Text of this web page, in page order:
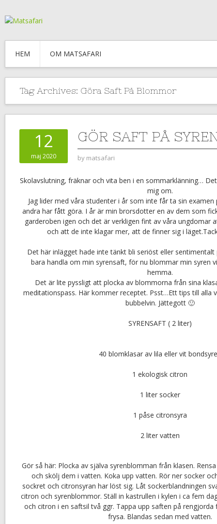
HEM OM MATSAFARI
Tag Archives: Göra Saft På Blommor
12
maj 2020
GÖR SAFT PÅ
by matsafari
Skolavslutning, fräknar och vita ben i en sommarklänning…
mig om.
Jag lider med våra studenter i år som inte får ta sin
andra har fått göra. I år är min brorsdotter en av dem som
garderoben igen och det är verkligen fint av våra ungdomar
och att de inte klagar mer, att de finner sig i
Det här inlägget hade inte tänkt bli seriöst eller
bara handla om min syrensaft, för nu blommar min syren
hemma.
Det är lite pyssligt att plocka av blommorna från sina
meditationspass. Här kommer receptet. Psst…Ett tips till alla
bubbelvin. Jättegott 🙂
SYRENSAFT ( 2 liter)
40 blomklasar av lila eller vit
1 ekologisk citron
1 liter socker
1 påse citronsyra
2 liter vatten
Gör så här: Plocka av själva syrenblomman från klasen.
och skölj dem i vatten. Koka upp vatten. Rör ner socker
sockret och citronsyran har löst sig. Låt sockerblandningen
citron och syrenblommor. Ställ in kastrullen i kylen i ca fem
och citron i en saftsil två ggr. Tappa upp saften på
frysa. Blandas sedan med vatten.